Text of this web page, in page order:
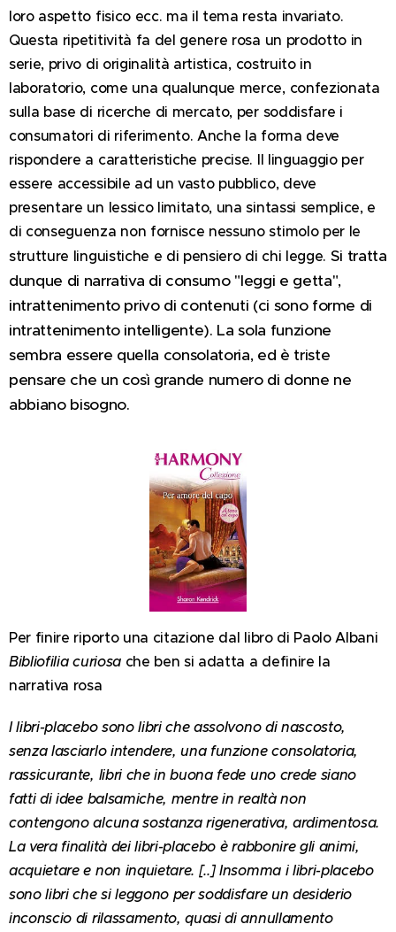
loro aspetto fisico ecc. ma il tema resta invariato.
Questa ripetitività fa del genere rosa un prodotto in
serie, privo di originalità artistica, costruito in
laboratorio, come una qualunque merce, confezionata
sulla base di ricerche di mercato, per soddisfare i
consumatori di riferimento. Anche la forma deve
rispondere a caratteristiche precise. Il linguaggio per
essere accessibile ad un vasto pubblico, deve
presentare un lessico limitato, una sintassi semplice, e
di conseguenza non fornisce nessuno stimolo per le
strutture linguistiche e di pensiero di chi legge. Si tratta
dunque di narrativa di consumo "leggi e getta",
intrattenimento privo di contenuti (ci sono forme di
intrattenimento intelligente). La sola funzione
sembra essere quella consolatoria, ed è triste
pensare che un così grande numero di donne ne
abbiano bisogno.
Per finire riporto una citazione dal libro di Paolo Albani
Bibliofilia curiosa che ben si adatta a definire la
narrativa rosa
I libri-placebo sono libri che assolvono di nascosto,
senza lasciarlo intendere, una funzione consolatoria,
rassicurante, libri che in buona fede uno crede siano
fatti di idee balsamiche, mentre in realtà non
contengono alcuna sostanza rigenerativa, ardimentosa.
La vera finalità dei libri-placebo è rabbonire gli animi,
acquietare e non inquietare. [..] Insomma i libri-placebo
sono libri che si leggono per soddisfare un desiderio
inconscio di rilassamento, quasi di annullamento